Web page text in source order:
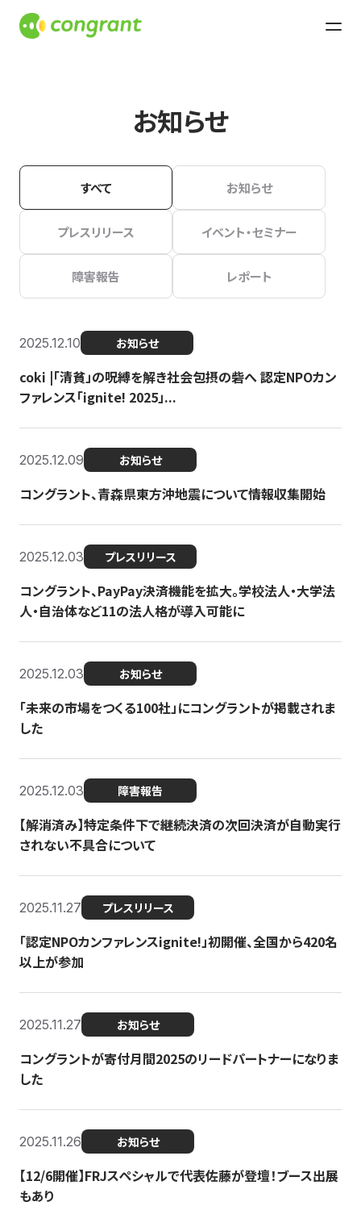
お知らせ
すべて お知らせ
プレスリリース イベント・セミナー
障害報告 レポート
2025.12.10 お知らせ
coki |「清貧」の呪縛を解き社会包摂の砦へ 認定NPOカン
ファレンス「ignite! 2025」...
2025.12.09 お知らせ
コングラント、青森県東方沖地震について情報収集開始
2025.12.03 プレスリリース
コングラント、PayPay決済機能を拡大。学校法人・大学法
人・自治体など11の法人格が導入可能に
2025.12.03 お知らせ
「未来の市場をつくる100社」にコングラントが掲載されま
した
2025.12.03 障害報告
【解消済み】特定条件下で継続決済の次回決済が自動実行
されない不具合について
2025.11.27 プレスリリース
「認定NPOカンファレンスignite!」初開催、全国から420名
以上が参加
2025.11.27 お知らせ
コングラントが寄付月間2025のリードパートナーになりま
した
2025.11.26 お知らせ
【12/6開催】FRJスペシャルで代表佐藤が登壇！ブース出展
もあり